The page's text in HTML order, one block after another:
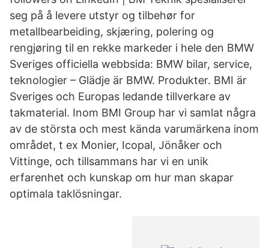
seg på å levere utstyr og tilbehør for
metallbearbeiding, skjæring, polering og
rengjøring til en rekke markeder i hele den BMW
Sveriges officiella webbsida: BMW bilar, service,
teknologier – Glädje är BMW. Produkter. BMI är
Sveriges och Europas ledande tillverkare av
takmaterial. Inom BMI Group har vi samlat några
av de största och mest kända varumärkena inom
området, t ex Monier, Icopal, Jönåker och
Vittinge, och tillsammans har vi en unik
erfarenhet och kunskap om hur man skapar
optimala taklösningar.